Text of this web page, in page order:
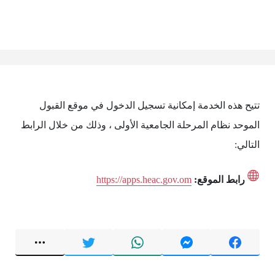
تتيح هذه الخدمة إمكانية تسجيل الدخول في موقع القبول
الموحد نظام المرحلة الجامعية الأولى ، وذلك من خلال الرابط
التالي:
رابط الموقع: https://apps.heac.gov.om